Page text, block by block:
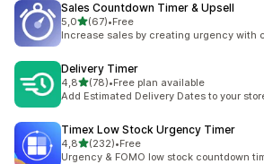
Sales Countdown Timer & Upsell
5,0stelle su 5
(67)
67 recensioni totali
•Free
Increase sales by creating urgency with
Delivery Timer
4,8stelle su 5
(78)
78 recensioni totali
•Free plan available
Add Estimated Delivery Dates to your
Timex Low Stock Urgency Timer
4,8stelle su 5
(232)
232 recensioni totali
•Free
Urgency & FOMO low stock countdown